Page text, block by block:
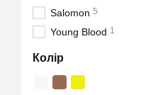
Salomon 5
Young Blood 1
Колір